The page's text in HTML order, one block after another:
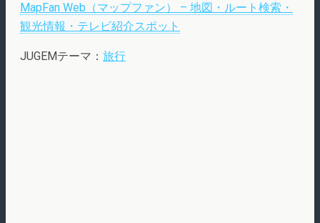
MapFan Web（マップファン） – 地図・ルート検索・
観光情報・テレビ紹介スポット
JUGEMテーマ： 旅行